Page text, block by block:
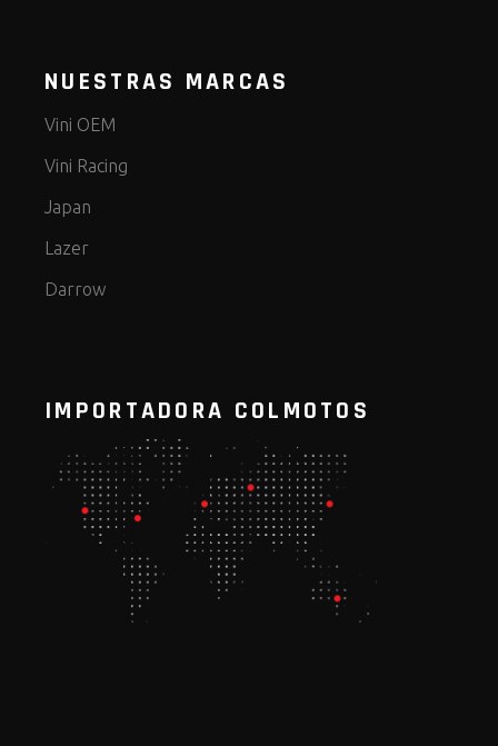
NUESTRAS MARCAS
Vini OEM
Vini Racing
Japan
Lazer
Darrow
IMPORTADORA COLMOTOS